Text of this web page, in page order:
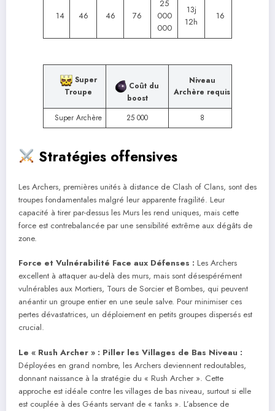
14 46 46 76
25
000
000
13j
12h
16
Super
Troupe
Coût du
boost
Niveau
Archère requis
Super Archère 25 000 8
Stratégies offensives
Les Archers, premières unités à distance de Clash of Clans, sont des
troupes fondamentales malgré leur apparente fragilité. Leur
capacité à tirer par-dessus les Murs les rend uniques, mais cette
force est contrebalancée par une sensibilité extrême aux dégâts de
zone.
Force et Vulnérabilité Face aux Défenses : Les Archers
excellent à attaquer au-delà des murs, mais sont désespérément
vulnérables aux Mortiers, Tours de Sorcier et Bombes, qui peuvent
anéantir un groupe entier en une seule salve. Pour minimiser ces
pertes dévastatrices, un déploiement en petits groupes dispersés est
crucial.
Le « Rush Archer » : Piller les Villages de Bas Niveau :
Déployées en grand nombre, les Archers deviennent redoutables,
donnant naissance à la stratégie du « Rush Archer ». Cette
approche est idéale contre les villages de bas niveau, surtout si elle
est couplée à des Géants servant de « tanks ». L’absence de